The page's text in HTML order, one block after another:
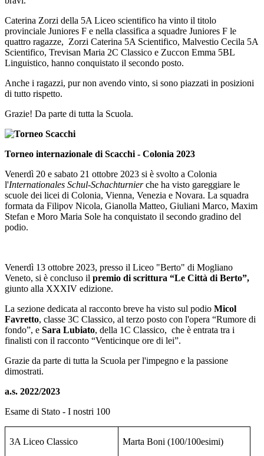
Caterina Zorzi della 5A Liceo scientifico ha vinto il titolo
provinciale Juniores F e nella classifica a squadre Juniores F le
quattro ragazze, Zorzi Caterina 5A Scientifico, Malvestio Cecila 5A
Scientifico, Trevisan Maria 2C Classico e Zuccon Emma 5BL
Linguistico, hanno conquistato il secondo posto.
Anche i ragazzi, pur non avendo vinto, si sono piazzati in posizioni
di tutto rispetto.
Grazie! Da parte di tutta la Scuola.
Torneo internazionale di Scacchi - Colonia 2023
Venerdì 20 e sabato 21 ottobre 2023 si è svolto a Colonia
l'Internationales Schul-Schachturnierche ha visto gareggiare le
scuole dei licei di Colonia, Vienna, Venezia e Novara. La squadra
formata da Filipov Nicola, Gianolla Matteo, Giuliani Marco, Maxim
Stefan e Moro Maria Sole ha conquistato il secondo gradino del
podio.
Venerdì 13 ottobre 2023, presso il Liceo "Berto" di Mogliano
Veneto, si è concluso il premio di scrittura “Le Città di Berto”,
giunto alla XXXIV edizione.
La sezione dedicata al racconto breve ha visto sul podio Micol
Favretto, classe 3C Classico, al terzo posto con l'opera “Rumore di
fondo”, e Sara Lubiato, della 1C Classico, che è entrata tra i
finalisti con il racconto “Venticinque ore di lei”.
Grazie da parte di tutta la Scuola per l'impegno e la passione
dimostrati.
a.s. 2022/2023
Esame di Stato - I nostri 100
3A Liceo Classico
Marta Boni (100/100esimi)